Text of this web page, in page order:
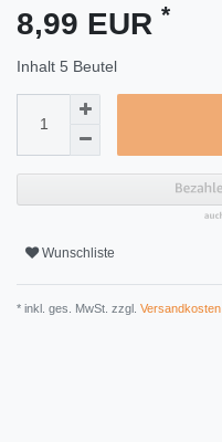
8,99 EUR *
Inhalt 5 Beutel
Wunschliste
* inkl. ges. MwSt. zzgl. Versandkosten